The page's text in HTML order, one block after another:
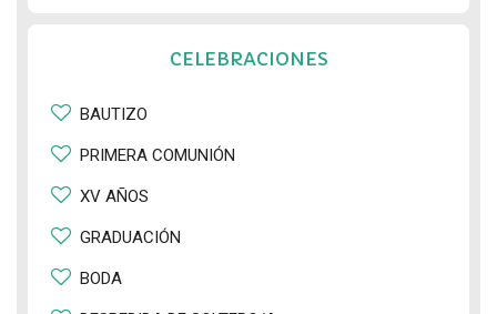
CELEBRACIONES
BAUTIZO
PRIMERA COMUNIÓN
XV AÑOS
GRADUACIÓN
BODA